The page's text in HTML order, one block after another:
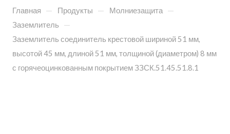
Главная — Продукты — Молниезащита —
Заземлитель —
Заземлитель соединитель крестовой шириной 51 мм,
высотой 45 мм, длиной 51 мм, толщиной (диаметром) 8 мм
с горячеоцинкованным покрытием ЗЗСК.51.45.51.8.1